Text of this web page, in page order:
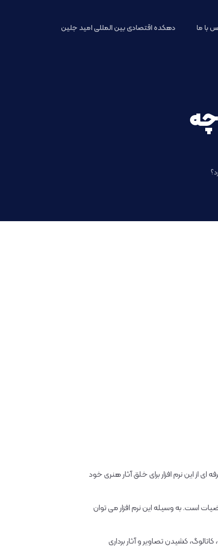
با ما دهکده اقتصادی بین المللی امید جلین
چه
از این نرم افزار برای خلق آثار هنری خود
است. به وسیله این نرم افزار می توان
کشیدن تصاویر و آثار برداری